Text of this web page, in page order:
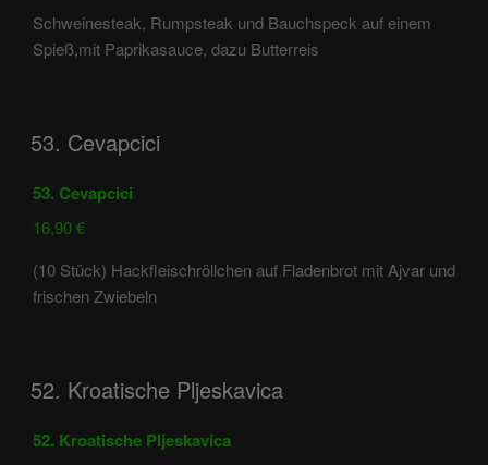
Schweinesteak, Rumpsteak und Bauchspeck auf einem
Spieß,mit Paprikasauce, dazu Butterreis
53. Cevapcici
53. Cevapcici
16,90 €
(10 Stück) Hackfleischröllchen auf Fladenbrot mit Ajvar und
frischen Zwiebeln
52. Kroatische Pljeskavica
52. Kroatische Pljeskavica